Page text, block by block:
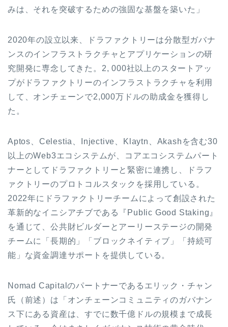
みは、それを突破するための強固な基盤を築いた」
2020年の設立以来、ドラファクトリーは分散型ガバナ
ンスのインフラストラクチャとアプリケーションの研
究開発に専念してきた。2, 000社以上のスタートアッ
プがドラファクトリーのインフラストラクチャを利用
して、オンチェーンで2,000万ドルの助成金を獲得し
た。
Aptos、Celestia、Injective、Klaytn、Akashを含む30
以上のWeb3エコシステムが、コアエコシステムパート
ナーとしてドラファクトリーと緊密に連携し、ドラフ
ァクトリーのプロトコルスタックを採用している。
2022年にドラファクトリーチームによって創設された
革新的なイニシアチブである『Public Good Staking』
を通じて、公共財ビルダーとアーリーステージの開発
チームに「長期的」「ブロックネイティブ」「持続可
能」な資金調達サポートを提供している。
Nomad Capitalのパートナーであるエリック・チャン
氏（前述）は「オンチェーンコミュニティのガバナン
ス下にある資産は、すでに数千億ドルの規模まで成長